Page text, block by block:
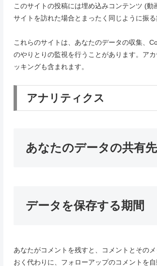
このサイトの投稿には埋め込みコンテンツ (
サイトを訪れた場合とまったく同じように振る
これらのサイトは、あなたのデータの収集、
のやりとりの監視を行うことがあります。ア
ッキングも含まれます。
アナリティクス
あなたのデータの共有先
データを保存する期間
あなたがコメントを残すと、コメントとその
おく代わりに、フォローアップのコメントを